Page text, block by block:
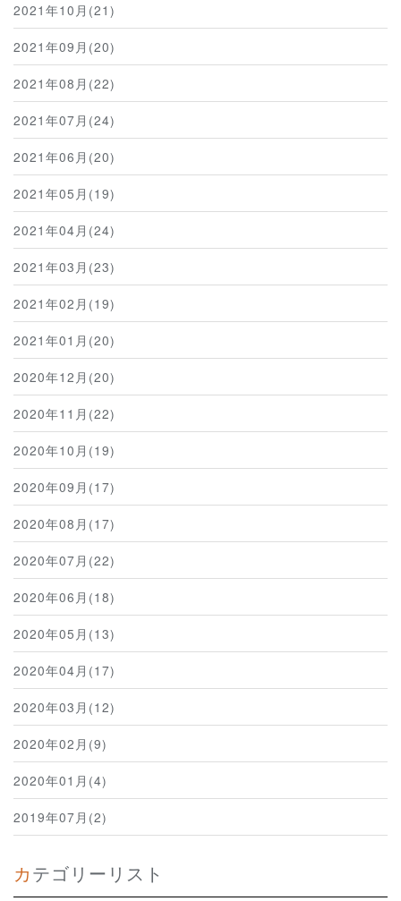
2021年10月(21)
2021年09月(20)
2021年08月(22)
2021年07月(24)
2021年06月(20)
2021年05月(19)
2021年04月(24)
2021年03月(23)
2021年02月(19)
2021年01月(20)
2020年12月(20)
2020年11月(22)
2020年10月(19)
2020年09月(17)
2020年08月(17)
2020年07月(22)
2020年06月(18)
2020年05月(13)
2020年04月(17)
2020年03月(12)
2020年02月(9)
2020年01月(4)
2019年07月(2)
カテゴリーリスト